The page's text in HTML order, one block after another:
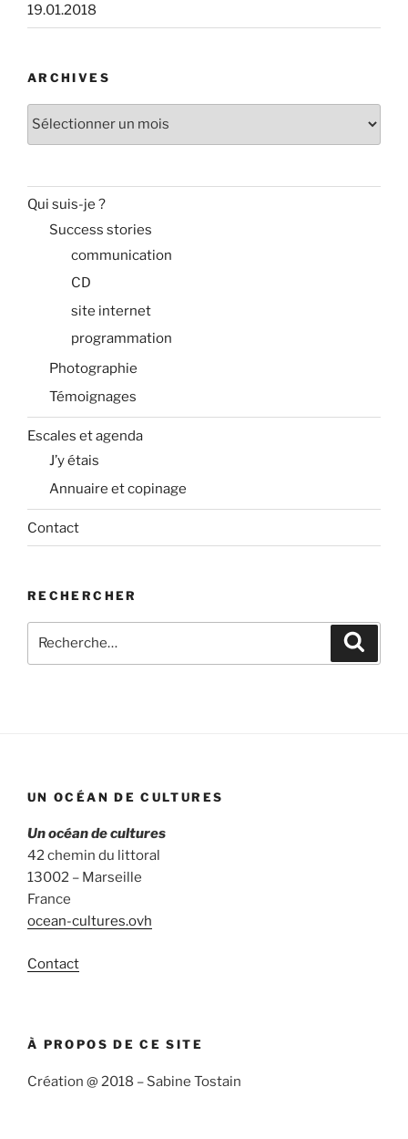
19.01.2018
ARCHIVES
Qui suis-je ?
Success stories
communication
CD
site internet
programmation
Photographie
Témoignages
Escales et agenda
J’y étais
Annuaire et copinage
Contact
RECHERCHER
pour
UN OCÉAN DE CULTURES
Un océan de cultures
42 chemin du littoral
13002 – Marseille
France
ocean-cultures.ovh
Contact
À PROPOS DE CE SITE
Création @ 2018 – Sabine Tostain